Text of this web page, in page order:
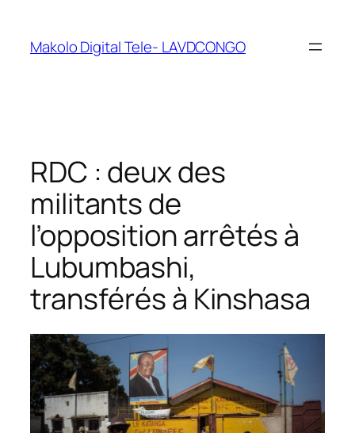
Makolo Digital Tele- LAVDCONGO
RDC : deux des
militants de
l’opposition arrêtés à
Lubumbashi,
transférés à Kinshasa